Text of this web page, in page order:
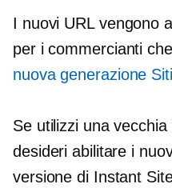
I nuovi URL vengono
per i commercianti
nuova generazione
Se utilizzi una
desideri abilitare i
versione di Instant